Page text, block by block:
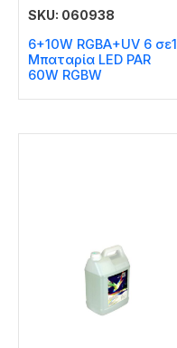
SKU: 060938
6+10W RGBA+UV 6 σε1
Μπαταρία LED PAR
60W RGBW